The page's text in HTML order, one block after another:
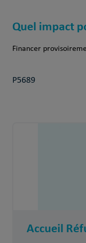
Quel impact
Financer
P5689
Accueil